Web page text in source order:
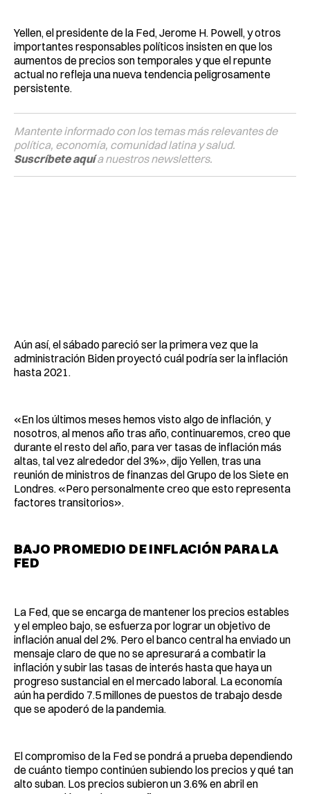
Yellen, el presidente de la Fed, Jerome H. Powell, y otros
importantes responsables políticos insisten en que los
aumentos de precios son temporales y que el repunte
actual no refleja una nueva tendencia peligrosamente
persistente.
Mantente informado con los temas más relevantes de
política, economía, comunidad latina y salud.
Suscríbete aquía nuestros newsletters.
Aún así, el sábado pareció ser la primera vez que la
administración Biden proyectó cuál podría ser la inflación
hasta 2021.
«En los últimos meses hemos visto algo de inflación, y
nosotros, al menos año tras año, continuaremos, creo que
durante el resto del año, para ver tasas de inflación más
altas, tal vez alrededor del 3%», dijo Yellen, tras una
reunión de ministros de finanzas del Grupo de los Siete en
Londres. «Pero personalmente creo que esto representa
factores transitorios».
BAJO PROMEDIO DE INFLACIÓN PARA LA
FED
La Fed, que se encarga de mantener los precios estables
y el empleo bajo, se esfuerza por lograr un objetivo de
inflación anual del 2%. Pero el banco central ha enviado un
mensaje claro de que no se apresurará a combatir la
inflación y subir las tasas de interés hasta que haya un
progreso sustancial en el mercado laboral. La economía
aún ha perdido 7.5 millones de puestos de trabajo desde
que se apoderó de la pandemia.
El compromiso de la Fed se pondrá a prueba dependiendo
de cuánto tiempo continúen subiendo los precios y qué tan
alto suban. Los precios subieron un 3.6% en abril en